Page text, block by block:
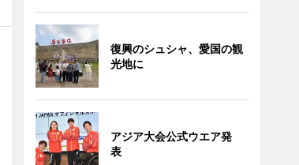
復興のシュシャ、愛国の観
光地に
アジア大会公式ウエア発
表